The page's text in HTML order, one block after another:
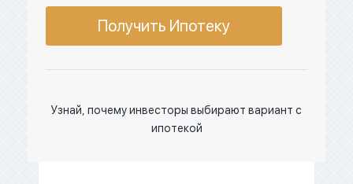
Получить Ипотеку
Узнай, почему инвесторы выбирают вариант с
ипотекой